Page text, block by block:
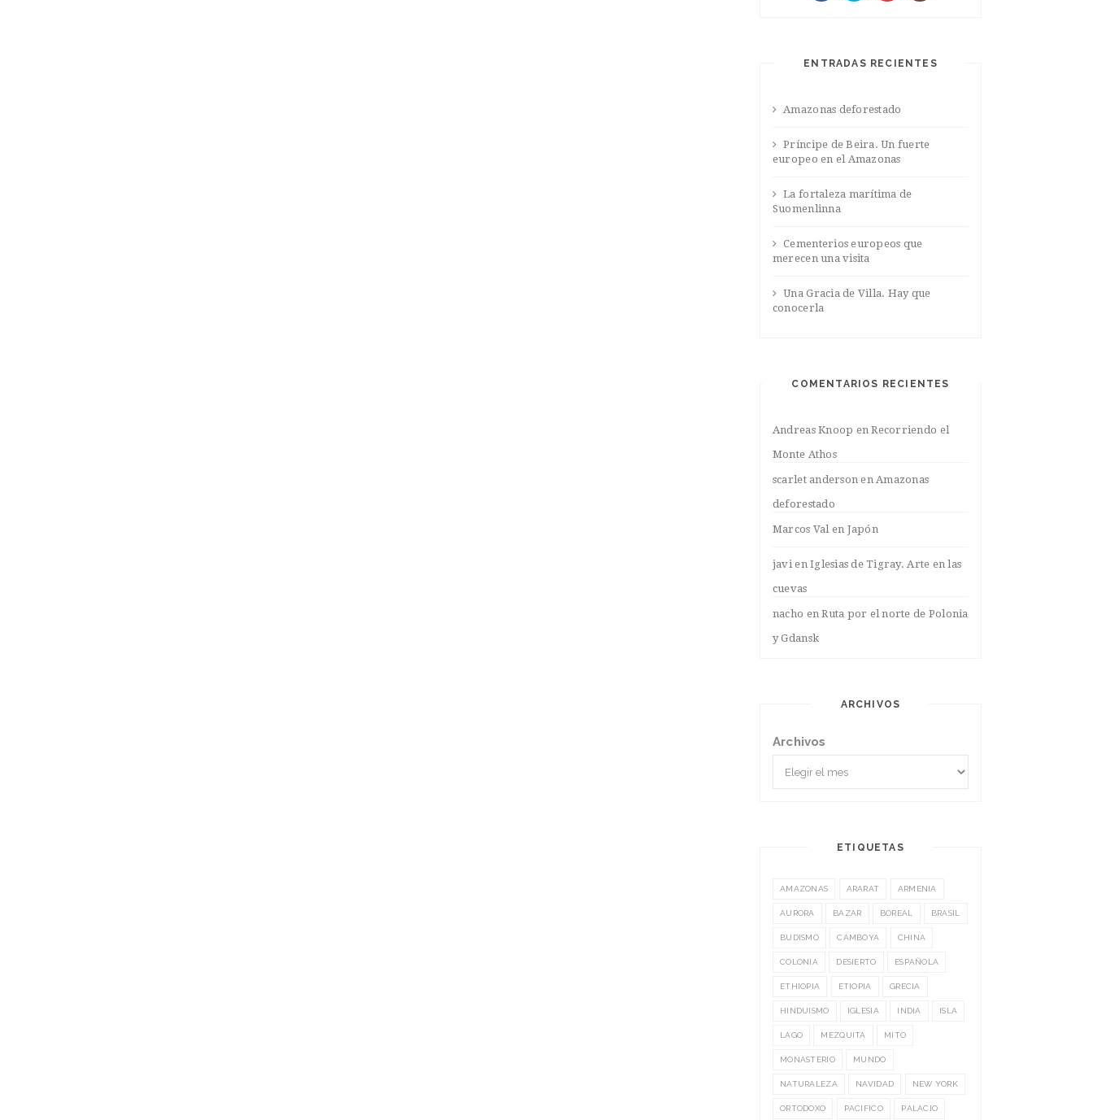
ENTRADAS RECIENTES
Amazonas deforestado
Príncipe de Beira. Un fuerte
europeo en el Amazonas
La fortaleza marítima de
Suomenlinna
Cementerios europeos que
merecen una visita
Una Gracia de Villa. Hay que
conocerla
COMENTARIOS RECIENTES
Andreas Knoop enRecorriendo el
Monte Athos
scarlet anderson enAmazonas
deforestado
Marcos Valen Japón
javienIglesias de Tigray. Arte en las
cuevas
nacho enRuta por el norte de Polonia
y Gdansk
ARCHIVOS
Archivos
ETIQUETAS
AMAZONAS ARARAT ARMENIA
AURORA BAZAR BOREAL BRASIL
BUDISMO CAMBOYA CHINA
COLONIA DESIERTO ESPAÑOLA
ETHIOPIA ETIOPIA GRECIA
HINDUISMO IGLESIA INDIA ISLA
LAGO MEZQUITA MITO
MONASTERIO MUNDO
NATURALEZA NAVIDAD NEW YORK
ORTODOXO PACIFICO PALACIO